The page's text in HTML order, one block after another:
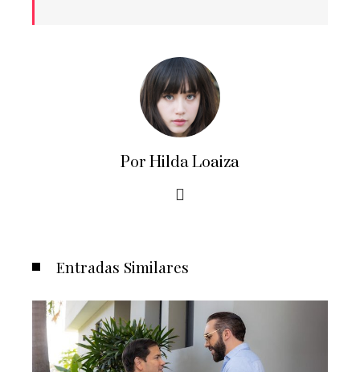
Por Hilda Loaiza
Entradas Similares